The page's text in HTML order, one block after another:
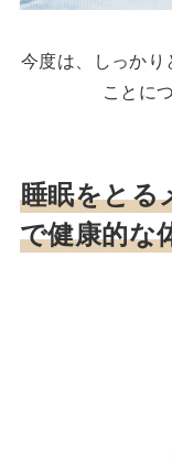
今度は、しっか
ことに
睡眠をと
で健康的な